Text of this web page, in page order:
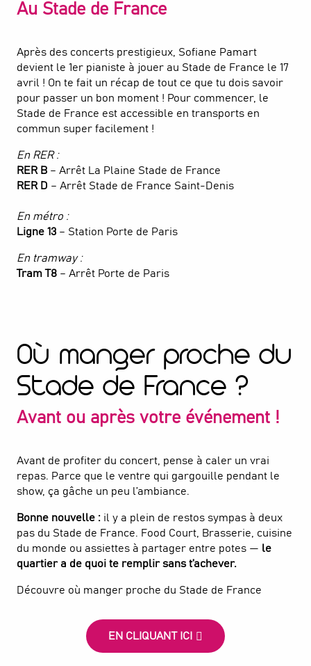
Au Stade de France
Après des concerts prestigieux, Sofiane Pamart
devient le 1er pianiste à jouer au Stade de France le 17
avril ! On te fait un récap de tout ce que tu dois savoir
pour passer un bon moment ! Pour commencer, le
Stade de France est accessible en transports en
commun super facilement !
En RER :
RER B – Arrêt La Plaine Stade de France
RER D – Arrêt Stade de France Saint-Denis
En métro :
Ligne 13 – Station Porte de Paris
En tramway :
Tram T8 – Arrêt Porte de Paris
Où manger proche du
Stade de France ?
Avant ou après votre événement !
Avant de profiter du concert, pense à caler un vrai
repas. Parce que le ventre qui gargouille pendant le
show, ça gâche un peu l’ambiance.
Bonne nouvelle : il y a plein de restos sympas à deux
pas du Stade de France. Food Court, Brasserie, cuisine
du monde ou assiettes à partager entre potes — le
quartier a de quoi te remplir sans t’achever.
Découvre où manger proche du Stade de France
EN CLIQUANT ICI